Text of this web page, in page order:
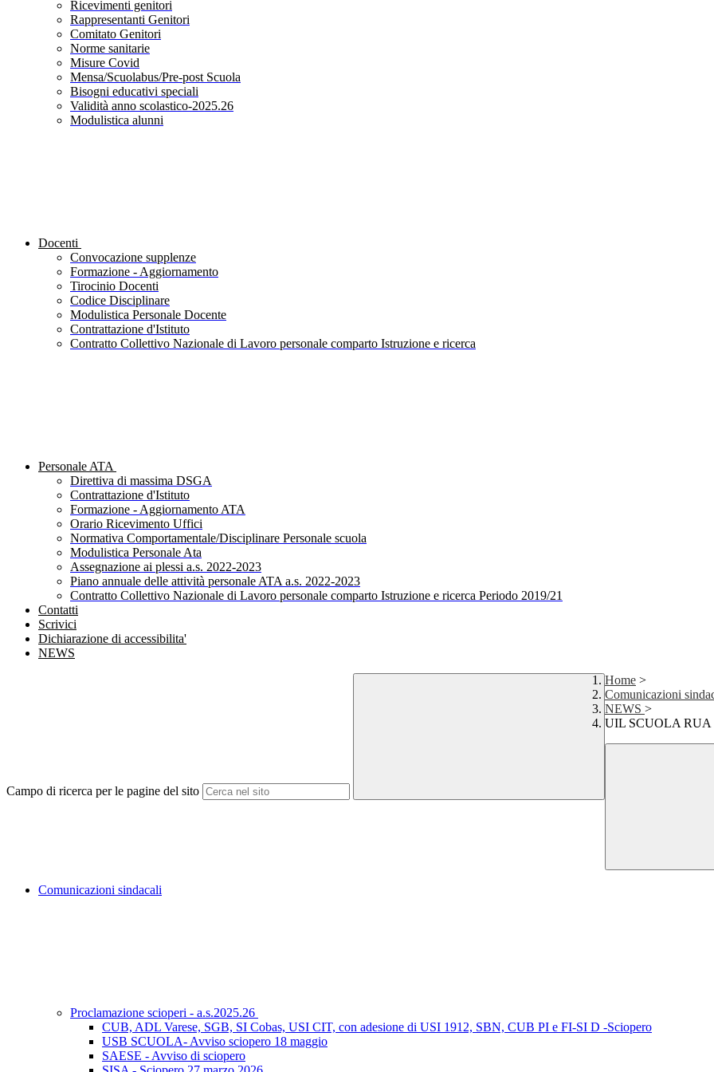
Ricevimenti genitori
Rappresentanti Genitori
Comitato Genitori
Norme sanitarie
Misure Covid
Mensa/Scuolabus/Pre-post Scuola
Bisogni educativi speciali
Validità anno scolastico-2025.26
Modulistica alunni
Docenti
Convocazione supplenze
Formazione - Aggiornamento
Tirocinio Docenti
Codice Disciplinare
Modulistica Personale Docente
Contrattazione d'Istituto
Contratto Collettivo Nazionale di Lavoro personale comparto Istruzione e ricerca
Personale ATA
Direttiva di massima DSGA
Contrattazione d'Istituto
Formazione - Aggiornamento ATA
Orario Ricevimento Uffici
Normativa Comportamentale/Disciplinare Personale scuola
Modulistica Personale Ata
Assegnazione ai plessi a.s. 2022-2023
Piano annuale delle attività personale ATA a.s. 2022-2023
Contratto Collettivo Nazionale di Lavoro personale comparto Istruzione e ricerca Periodo 2019/21
Contatti
Scrivici
Dichiarazione di accessibilita'
NEWS
Campo di ricerca per le pagine del sito
Home >
Comunicazioni
NEWS >
UIL SCUOLA RUA
Comunicazioni sindacali
Proclamazione scioperi - a.s.2025.26
CUB, ADL Varese, SGB, SI Cobas, USI CIT, con adesione di USI 1912, SBN, CUB PI e FI-SI D -Sciopero
USB SCUOLA- Avviso sciopero 18 maggio
SAESE - Avviso di sciopero